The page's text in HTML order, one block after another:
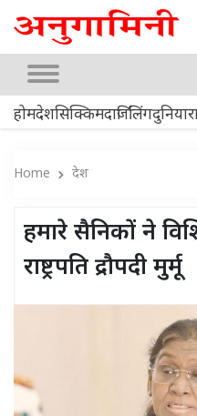
होमदेशसिक्किमदार्जिलिंगदुनिया
Home देश
हमारे सैनिकों ने
राष्ट्रपति द्रौपदी मुर्मू